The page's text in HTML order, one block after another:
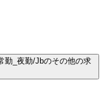
勤_夜勤/Jbのその他の求